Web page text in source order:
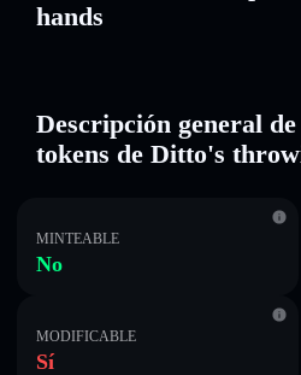
hands
Descripción general
tokens de Ditto's
MINTEABLE
No
MODIFICABLE
Sí